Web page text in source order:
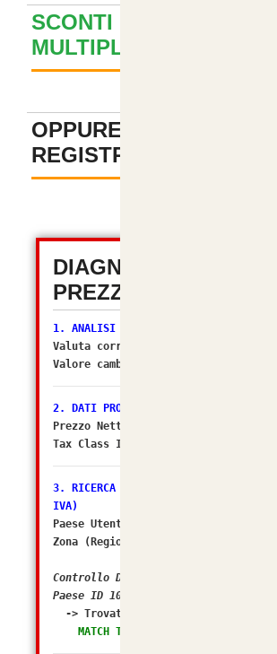
SCONTI PER ACQUISTI
MULTIPLI ? GUARDA
OPPURE PAGA SENZA
REGISTRAZIONE
DIAGNOSTICA
PREZZI (OSC 2.2)
1. ANALISI VALUTA
Valuta corrente:
Valore cambio (Multiplier):
2. DATI PRODOTTO
Prezzo Netto DB: 6.4754
Tax Class ID: 2
3. RICERCA ZONA FISCALE (Il
IVA)
Paese Utente/Store ID: 105
Zona (Regione) ID: 238
Controllo DB: In quali Zone
Paese ID 105?
-> Trovato in Geo Zone ID:
MATCH TROVATO! Tasso